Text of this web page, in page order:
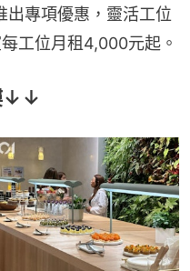
出專項優惠，靈活工位
工位月租4,000元起。
↓↓